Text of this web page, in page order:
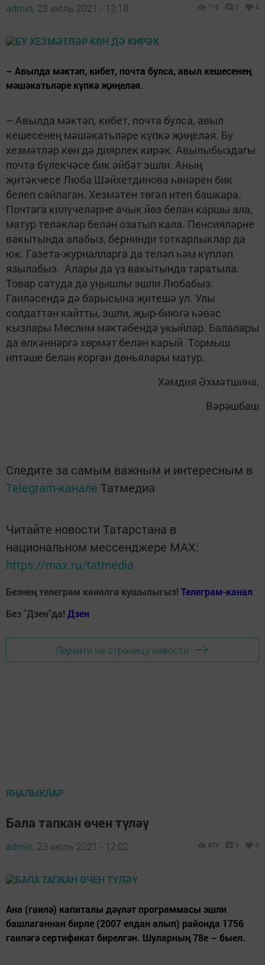
admin, 23 июль 2021 - 13:18 716 0 0
– Авылда мәктәп, кибет, почта булса, авыл кешесенең
мәшәкатьләре күпкә җиңеләя.
– Авылда мәктәп, кибет, почта булса, авыл
кешесенең мәшәкатьләре күпкә җиңеләя. Бу
хезмәтләр көн дә диярлек кирәк. Авылыбыздагы
почта бүлекчәсе бик әйбәт эшли. Аның
җитәкчесе Люба Шәйхетдинова һөнәрен бик
белеп сайлаган. Хезмәтен төгәл итеп башкара.
Почтага килүчеләрне ачык йөз белән каршы ала,
матур теләкләр белән озатып кала. Пенсияләрне
вакытында алабыз, бернинди тоткарлыклар да
юк. Газета-журналларга да теләп һәм күпләп
язылабыз. Алары да үз вакытында таратыла.
Товар сатуда да уңышлы эшли Любабыз.
Гаиләсендә дә барысына җитешә ул. Улы
солдаттан кайтты, эшли, җыр-биюгә һәвәс
кызлары Мөслим мәктәбендә укыйлар. Балалары
да өлкәннәргә хөрмәт белән карый. Тормыш
иптәше белән корган дөньялары матур.
Хәмдия Әхмәтшина,
Вәрәшбаш
Следите за самым важным и интересным в
Telegram-канале Татмедиа
Читайте новости Татарстана в
национальном мессенджере MАХ:
https://max.ru/tatmedia
Безнең телеграм каналга кушылыгыз! Телеграм-канал
Без "Дзен"да! Дзен
Перейти на страницу новости
ЯҢАЛЫКЛАР
Бала тапкан өчен түләү
admin, 23 июль 2021 - 12:02 829 0 0
Ана (гаилә) капиталы дәүләт программасы эшли
башлаганнан бирле (2007 елдан алып) районда 1756
гаиләгә сертификат бирелгән. Шуларның 78е – быел.